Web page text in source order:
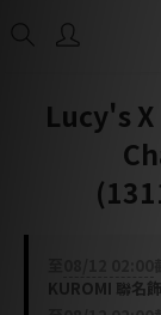
Lucy's
KUROMI 聯名